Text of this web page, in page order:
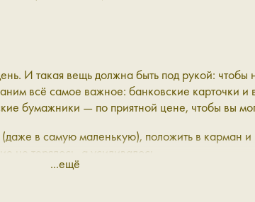
И такая вещь должна быть под рукой:
всё самое важное: банковские карточки и
бумажники — по приятной цене, чтобы вы
в самую маленькую), положить в карман и
терялось, а усиливалось.
...ещё